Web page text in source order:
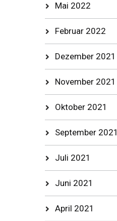
Mai 2022
Februar 2022
Dezember 2021
November 2021
Oktober 2021
September 2021
Juli 2021
Juni 2021
April 2021